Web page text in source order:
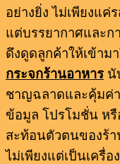
อย่างยิ่ง ไม่เพียงแค่
แต่บรรยากาศและ
ดึงดูดลูกค้าให้เข้าม
กระจกร้านอาหารนั
ชาญฉลาดและคุ้มค่
ข้อมูล โปรโมชั่น หรื
สะท้อนตัวตนของร้า
ไม่เพียงแต่เป็นเครื่